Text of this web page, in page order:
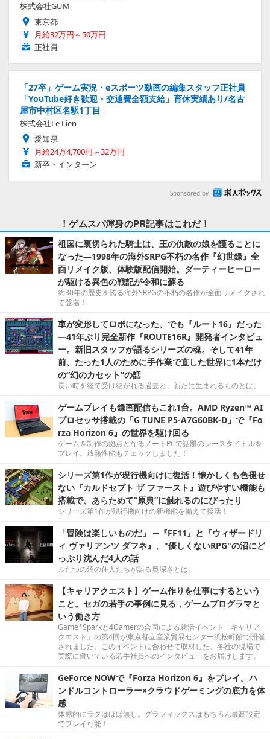
株式会社GUM
東京都
月給32万円～50万円
正社員
「27卒」ゲーム実況・eスポーツ動画の編集スタッフ正社員
「YouTube好き歓迎・交通費全額支給」育休実績あり/名古
屋市中村区名駅1丁目
株式会社Le Lien
愛知県
月給24万4,700円～32万円
新卒・インターン
Sponsored by
！ゲムスパ渾身のPR記事はこれだ！
祖国に裏切られた騎士は、王の仇敵の娘を護ることに
なった―1998年の海外SRPG不朽の名作『幻世録』全
面リメイク版、体験版配信開始。ダーティーヒーロー
が駆ける異色の戦記が令和に蘇る
約30年の歴史を誇る海外SRPGの不朽の名作が全面リメイクされ
て登場！
車が変形してロボになった、でも『ルート16』だった
―41年ぶり完全新作『ROUTE16R』開発者インタビュ
ー。新旧スタッフが語るシリーズの魂。そして41年
前、たった1人のために手作業で直した世界に1本だけ
の“幻のカセット”の話
長い時を経て受け継がれる過去と、新たに生まれるものとは。
ゲームプレイも録画配信もこれ1台。AMD Ryzen™ AI
プロセッサ搭載の「G TUNE P5-A7G60BK-D」で『Fo
rza Horizon 6』の世界を駆け回る
ゲーム＆制作の拠点となるノートPCで話題のレースタイトルを
プレイ。放熱性能もチェックしました！
シリーズ第1作が現行機向けに復活！懐かしくも色褪せ
ない『カルドセプト ザ ファースト』遊びやすい機能も
搭載で、あらためて“原典”に触れるのにぴったり
シリーズ第1作が現行機向けの新機能を備えて復活！
「冒険は楽しいものだ」 ─『FF11』と『ウィザードリ
ィ ヴァリアンツ ダフネ』、"優しくないRPG"の沼にど
っぷり沈んだ4人の話
ふたつの沼の住人たちが語る奥深さとは。
【キャリアクエスト】ゲーム作りを仕事にするという
こと。セガの若手の事例に見る，ゲームプログラマと
いう働き方
Game*Sparkと4Gamerの合同による就活イベント「キャリア
クエスト」の第4回が東京都立産業貿易センター浜松町館で開催
されました。このイベントに合わせて取材した、各社の現場で
実際に働いている若手社員へのインタビューをお届けします。
GeForce NOWで『Forza Horizon 6』をプレイ。ハ
ンドルコントローラー×クラウドゲーミングの底力を体
感
体感的にラグはほぼ無し。グラフィックスはもちろん最高設定
でプレイ可能！